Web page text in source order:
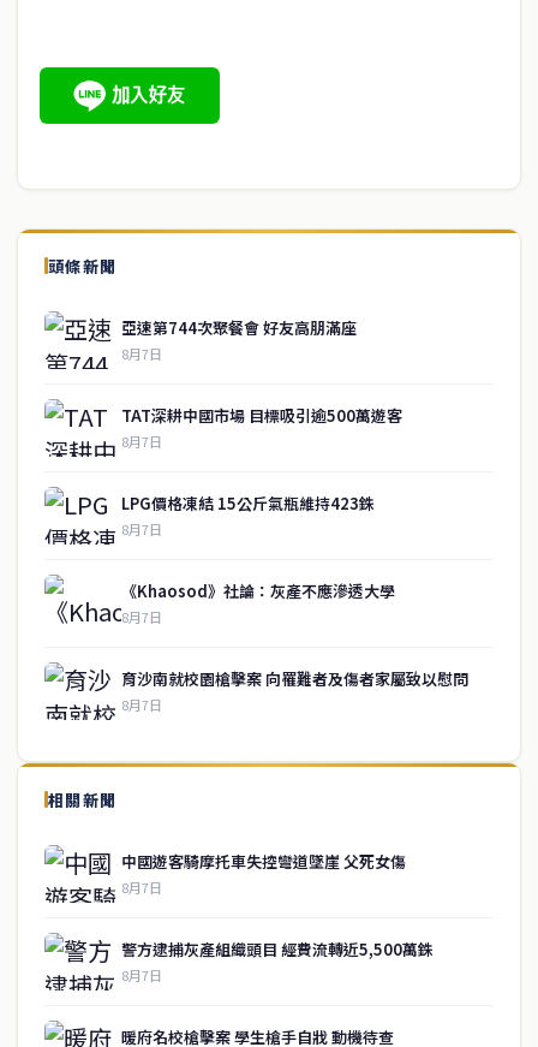
頭條新聞
亞速第744次聚餐會 好友高朋滿座
8月7日
TAT深耕中國市場 目標吸引逾500萬遊客
8月7日
LPG價格凍結 15公斤氣瓶維持423銖
8月7日
《Khaosod》社論：灰產不應滲透大學
8月7日
育沙南就校園槍擊案 向罹難者及傷者家屬致以慰問
8月7日
相關新聞
中國遊客騎摩托車失控彎道墜崖 父死女傷
8月7日
警方逮捕灰產組織頭目 經費流轉近5,500萬銖
8月7日
暖府名校槍擊案 學生槍手自戕 動機待查
泰國中文新聞（TCN）是一家總部設於曼谷的中文新聞媒體，致力於
報導泰國當地政治、經濟、華人社群與社會時事，為在泰華人讀者提
供即時、客觀、多元的中文新聞內容。
快速連結
即時 工商
service@thaichinesenews.com ↑ 回到頂端